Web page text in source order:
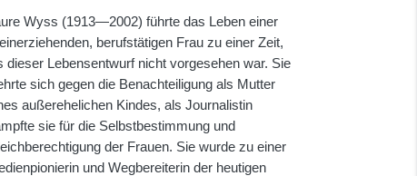
Wyss (1913―2002) führte das Leben einer
berufstätigen Frau zu einer Zeit,
dieser Lebensentwurf nicht vorgesehen war. Sie
sich gegen die Benachteiligung als Mutter
außerehelichen Kindes, als Journalistin
sie für die Selbstbestimmung und
der Frauen. Sie wurde zu einer
und Wegbereiterin der heutigen